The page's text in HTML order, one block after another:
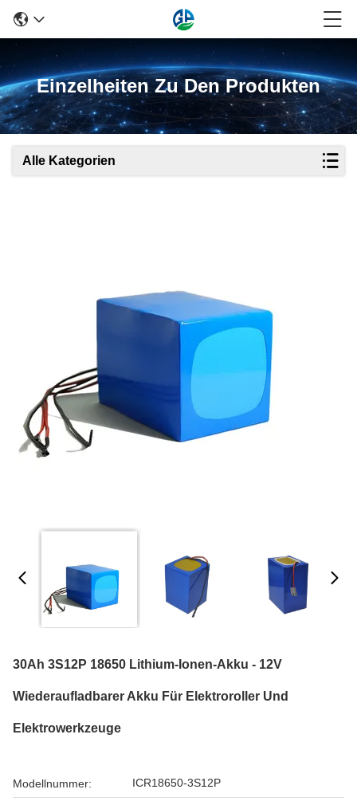
Einzelheiten Zu Den Produkten
Alle Kategorien
30Ah 3S12P 18650 Lithium-Ionen-Akku - 12V
Wiederaufladbarer Akku Für Elektroroller Und
Elektrowerkzeuge
Modellnummer: ICR18650-3S12P